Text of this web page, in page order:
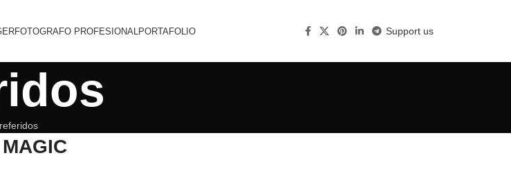
FOTOGRAFO PROFESIONAL PORTAFOLIO Support us
referidos